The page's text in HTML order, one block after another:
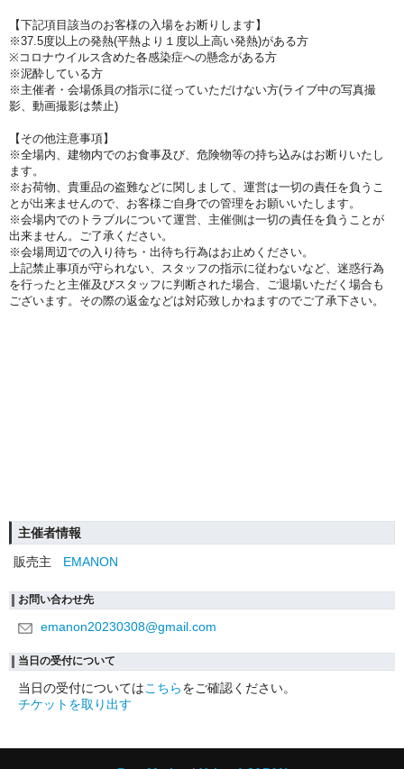
【下記項目該当のお客様の入場をお断りします】
※37.5度以上の発熱(平熱より１度以上高い発熱)がある方
※コロナウイルス含めた各感染症への懸念がある方
※泥酔している方
※主催者・会場係員の指示に従っていただけない方(ライブ中の写真撮
影、動画撮影は禁止)
【その他注意事項】
※全場内、建物内でのお食事及び、危険物等の持ち込みはお断りいたし
ます。
※ お荷物、貴重品の盗難などに関しまして、運営は一切の責任を負うこ
とが出来ませんので、お客様ご自身での管理をお願いいたします。
※会場内でのトラブルについて運営、主催側は一切の責任を負うことが
出来ません。ご了承ください。
※会場周辺での入り待ち・出待ち行為はお止めください。
上記禁止事項が守られない、スタッフの指示に従わないなど、迷惑行為
を行ったと主催及びスタッフに判断された場合、ご退場いただく場合も
ございます。その際の返金などは対応致しかねますのでご了承下さい。
主催者情報
販売主
EMANON
お問い合わせ先
emanon20230308@gmail.com
当日の受付について
当日の受付についてはこちらをご確認ください。
チケットを取り出す